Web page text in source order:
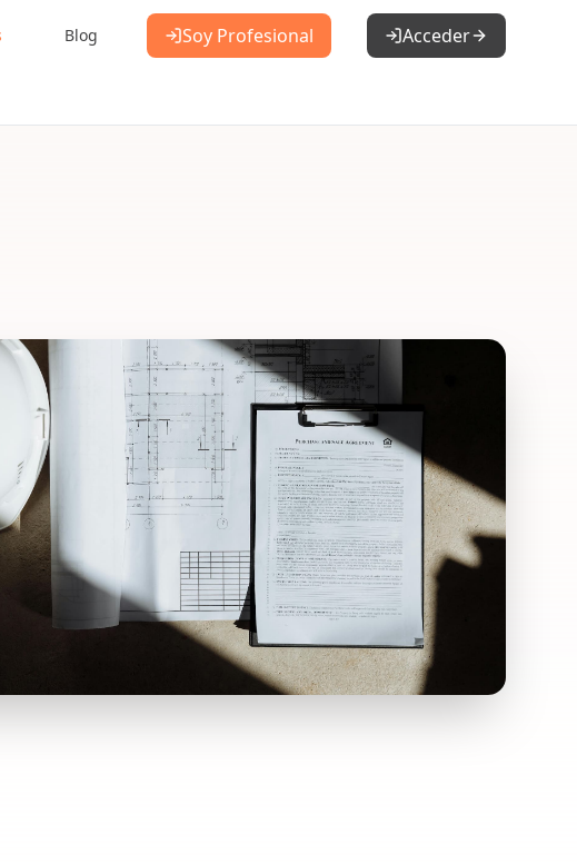
Blog Soy Profesional Acceder